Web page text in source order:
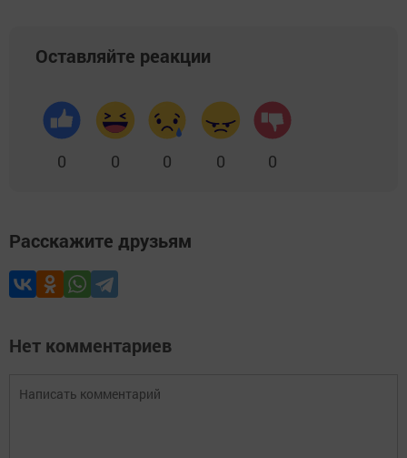
Оставляйте реакции
0 0 0 0 0
Расскажите друзьям
Нет комментариев